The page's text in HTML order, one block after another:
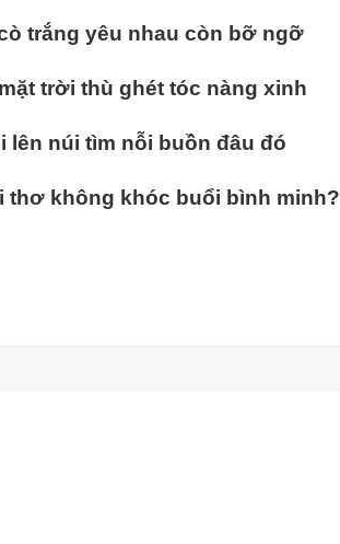
trắng yêu nhau còn bỡ ngỡ
trời thù ghét tóc nàng xinh
lên núi tìm nỗi buồn đâu đó
thơ không khóc buổi bình minh?